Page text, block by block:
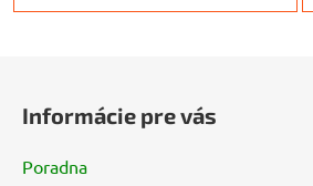
Informácie pre vás
Poradna